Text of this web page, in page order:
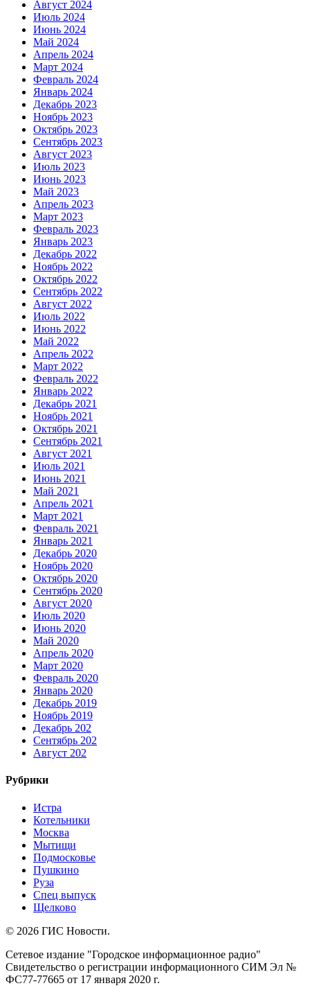
Август 2024
Июль 2024
Июнь 2024
Май 2024
Апрель 2024
Март 2024
Февраль 2024
Январь 2024
Декабрь 2023
Ноябрь 2023
Октябрь 2023
Сентябрь 2023
Август 2023
Июль 2023
Июнь 2023
Май 2023
Апрель 2023
Март 2023
Февраль 2023
Январь 2023
Декабрь 2022
Ноябрь 2022
Октябрь 2022
Сентябрь 2022
Август 2022
Июль 2022
Июнь 2022
Май 2022
Апрель 2022
Март 2022
Февраль 2022
Январь 2022
Декабрь 2021
Ноябрь 2021
Октябрь 2021
Сентябрь 2021
Август 2021
Июль 2021
Июнь 2021
Май 2021
Апрель 2021
Март 2021
Февраль 2021
Январь 2021
Декабрь 2020
Ноябрь 2020
Октябрь 2020
Сентябрь 2020
Август 2020
Июль 2020
Июнь 2020
Май 2020
Апрель 2020
Март 2020
Февраль 2020
Январь 2020
Декабрь 2019
Ноябрь 2019
Декабрь 202
Сентябрь 202
Август 202
Рубрики
Истра
Котельники
Москва
Мытищи
Подмосковье
Пушкино
Руза
Спец выпуск
Щелково
© 2026 ГИС Новости.
Сетевое издание "Городское информационное радио"
Свидетельство о регистрации информационного СИМ Эл №
ФС77-77665 от 17 января 2020 г.